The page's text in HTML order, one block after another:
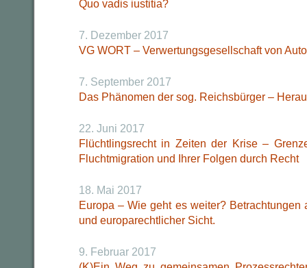
Quo vadis iustitia?
7. Dezember 2017
VG WORT – Verwertungsgesellschaft von
7. September 2017
Das Phänomen der sog. Reichsbürger –
22. Juni 2017
Flüchtlingsrecht in Zeiten der Krise –
Fluchtmigration und Ihrer Folgen durch Recht
18. Mai 2017
Europa – Wie geht es weiter? Betrachtungen
und europarechtlicher Sicht.
9. Februar 2017